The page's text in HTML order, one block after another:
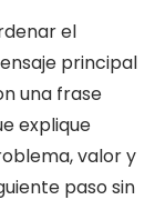
el
principal
una frase
explique
valor y
paso sin